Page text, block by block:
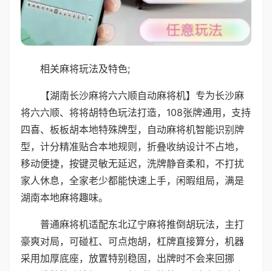
相关麻将玩法及特色;
【湖南长沙麻将六六顺自动麻将机】专为长沙麻
将六六顺、将将胡特色玩法打造，108张牌通用，支持
四喜、板板胡本地特殊牌型，自动麻将机智能识别牌
型，计分精准贴合本地规则，折叠收纳设计不占地，
移动便捷，按键灵敏无延迟，洗牌静音柔和，不打扰
家人休息，全家老少都能快速上手，闲暇组局，满是
湖南本地麻将趣味。
普通麻将机适配东北辽宁麻将推倒胡玩法，主打
豪爽对局，可碰杠、可点炮胡，杠牌直接算分，机器
采用加厚底座，放置特别稳固，出牌时不会来回挪